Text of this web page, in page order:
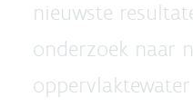
nieuwste
onderzoek naar